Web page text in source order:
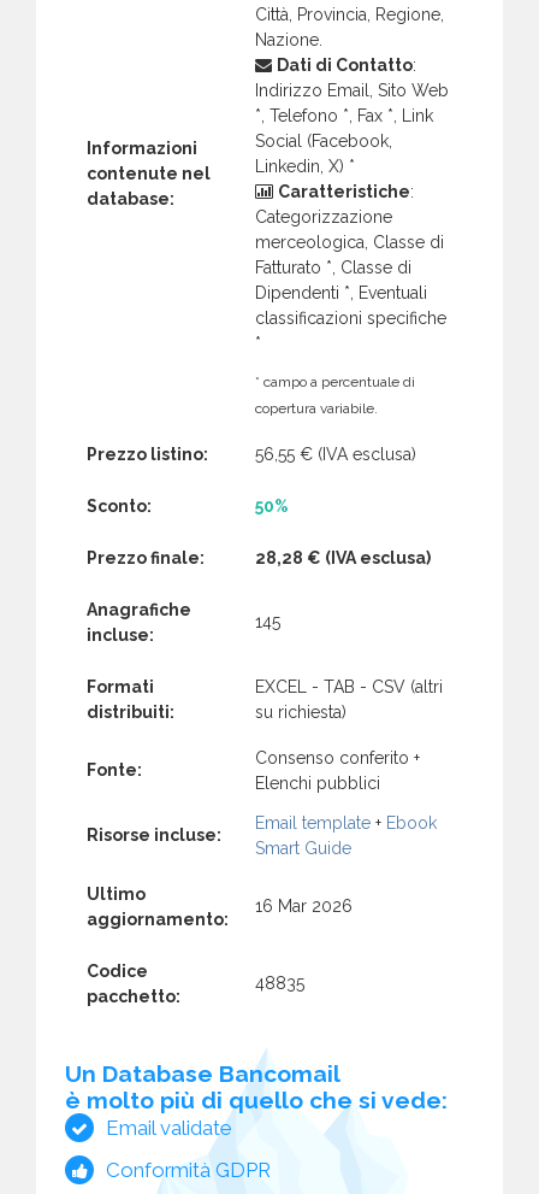
Informazioni
contenute nel
database:
Città, Provincia, Regione,
Nazione.
Dati di Contatto:
Indirizzo Email, Sito Web
*, Telefono *, Fax *, Link
Social (Facebook,
Linkedin, X) *
Caratteristiche:
Categorizzazione
merceologica, Classe di
Fatturato *, Classe di
Dipendenti *, Eventuali
classificazioni specifiche
*
* campo a percentuale di
copertura variabile.
Prezzo listino: 56,55 € (IVA esclusa)
Sconto: 50%
Prezzo finale: 28,28 € (IVA esclusa)
Anagrafiche
incluse:
145
Formati
distribuiti:
EXCEL - TAB - CSV (altri
su richiesta)
Fonte:
Consenso conferito +
Elenchi pubblici
Risorse incluse:
Email template + Ebook
Smart Guide
Ultimo
aggiornamento:
16 Mar 2026
Codice
pacchetto:
48835
Un Database Bancomail
è molto più di quello che si vede:
Email validate
Conformità GDPR